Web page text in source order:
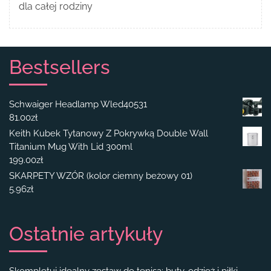
dla całej rodziny
Bestsellers
Schwaiger Headlamp Wled40531
81.00zł
Keith Kubek Tytanowy Z Pokrywką Double Wall
Titanium Mug With Lid 300ml
199.00zł
SKARPETY WZÓR (kolor ciemny beżowy 01)
5.96zł
Ostatnie artykuły